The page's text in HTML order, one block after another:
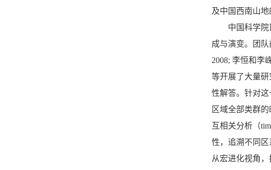
及中国西南山
中国科学
成与演变。团
2008; 李恒和李
等开展了大量
性解答。针对
区域全部类群
互相关分析（
性，追溯不同
从宏进化视角，